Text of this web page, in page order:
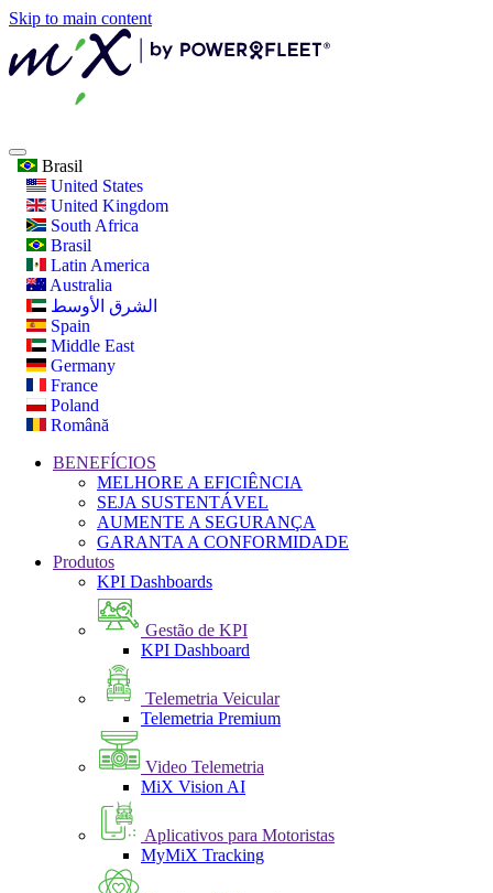
Skip to main content
Brasil
United States
United Kingdom
South Africa
Brasil
Latin America
Australia
الشرق الأوسط
Spain
Middle East
Germany
France
Poland
Română
BENEFÍCIOS
MELHORE A EFICIÊNCIA
SEJA SUSTENTÁVEL
AUMENTE A SEGURANÇA
GARANTA A CONFORMIDADE
Produtos
KPI Dashboards
Gestão de KPI
KPI Dashboard
Telemetria Veicular
Telemetria Premium
Video Telemetria
MiX Vision AI
Aplicativos para Motoristas
MyMiX Tracking